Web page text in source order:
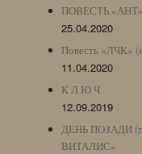
ПОВЕСТЬ «АНТ»
25.04.2020
Повесть «ЛЧК»
11.04.2020
К Л Ю Ч
12.09.2019
ДЕНЬ ПОЗАДИ
ВИТАЛИС»